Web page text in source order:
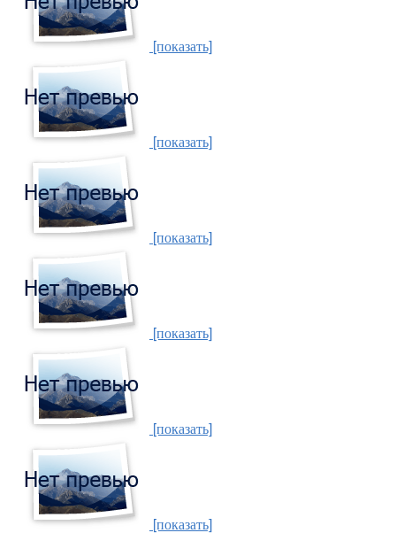
[показать]
[показать]
[показать]
[показать]
[показать]
[показать]